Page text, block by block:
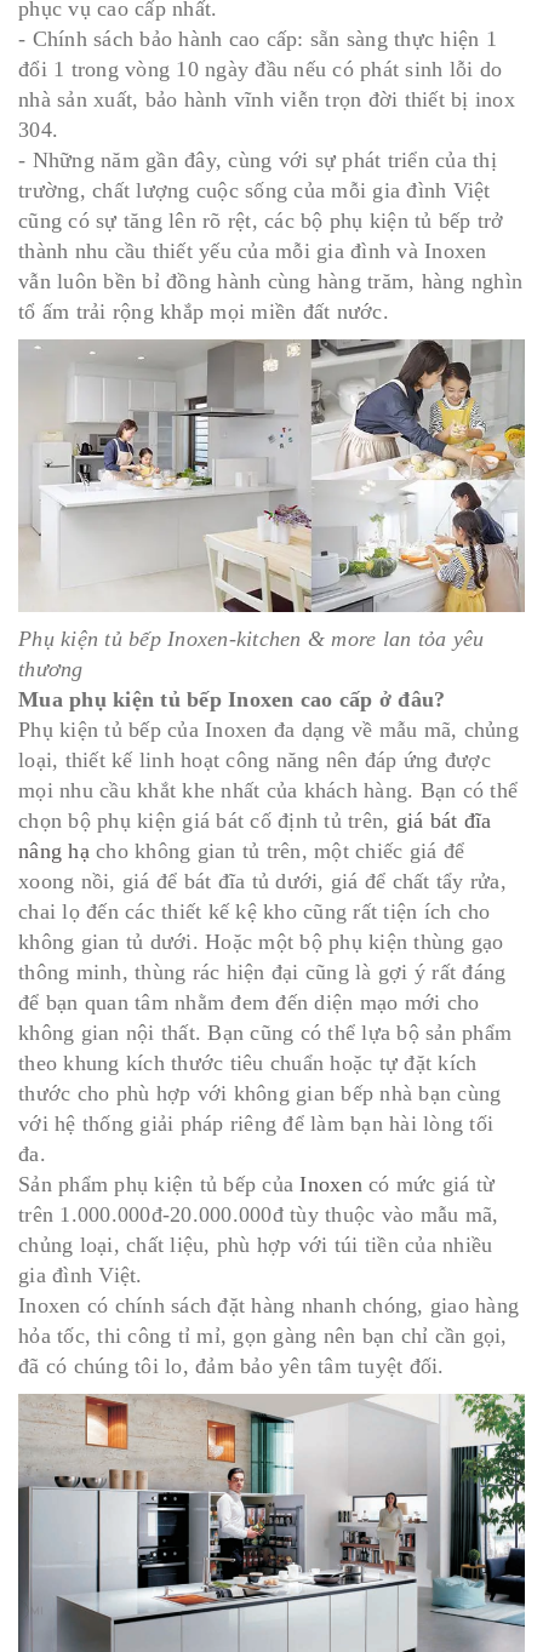
phục vụ cao cấp nhất.
- Chính sách bảo hành cao cấp: sẵn sàng thực hiện 1
đổi 1 trong vòng 10 ngày đầu nếu có phát sinh lỗi do
nhà sản xuất, bảo hành vĩnh viễn trọn đời thiết bị inox
304.
- Những năm gần đây, cùng với sự phát triển của thị
trường, chất lượng cuộc sống của mỗi gia đình Việt
cũng có sự tăng lên rõ rệt, các bộ phụ kiện tủ bếp trở
thành nhu cầu thiết yếu của mỗi gia đình và Inoxen
vẫn luôn bền bỉ đồng hành cùng hàng trăm, hàng nghìn
tổ ấm trải rộng khắp mọi miền đất nước.
Phụ kiện tủ bếp Inoxen-kitchen & more lan tỏa yêu
thương
Mua phụ kiện tủ bếp Inoxen cao cấp ở đâu?
Phụ kiện tủ bếp của Inoxen đa dạng về mẫu mã, chủng
loại, thiết kế linh hoạt công năng nên đáp ứng được
mọi nhu cầu khắt khe nhất của khách hàng. Bạn có thể
chọn bộ phụ kiện giá bát cố định tủ trên, giá bát đĩa
nâng hạcho không gian tủ trên, một chiếc giá để
xoong nồi, giá để bát đĩa tủ dưới, giá để chất tẩy rửa,
chai lọ đến các thiết kế kệ kho cũng rất tiện ích cho
không gian tủ dưới. Hoặc một bộ phụ kiện thùng gạo
thông minh, thùng rác hiện đại cũng là gợi ý rất đáng
để bạn quan tâm nhằm đem đến diện mạo mới cho
không gian nội thất. Bạn cũng có thể lựa bộ sản phẩm
theo khung kích thước tiêu chuẩn hoặc tự đặt kích
thước cho phù hợp với không gian bếp nhà bạn cùng
với hệ thống giải pháp riêng để làm bạn hài lòng tối
đa.
Sản phẩm phụ kiện tủ bếp củaInoxencó mức giá từ
trên 1.000.000đ-20.000.000đ tùy thuộc vào mẫu mã,
chủng loại, chất liệu, phù hợp với túi tiền của nhiều
gia đình Việt.
Inoxen có chính sách đặt hàng nhanh chóng, giao hàng
hỏa tốc, thi công tỉ mỉ, gọn gàng nên bạn chỉ cần gọi,
đã có chúng tôi lo, đảm bảo yên tâm tuyệt đối.